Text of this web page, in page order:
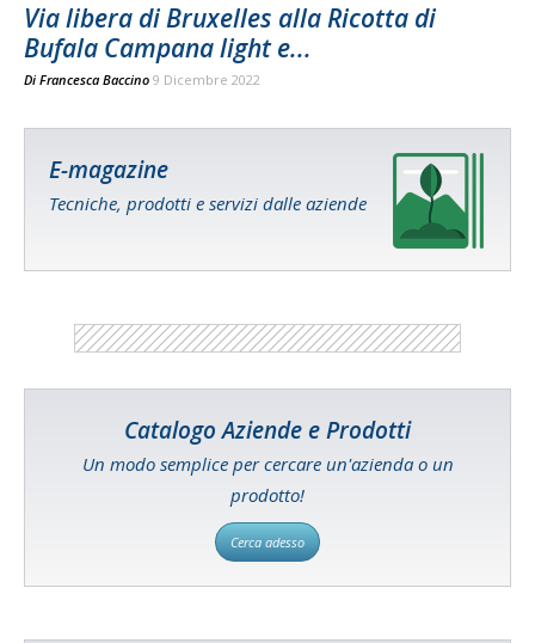
Via libera di Bruxelles alla Ricotta di
Bufala Campana light e...
Di Francesca Baccino 9 Dicembre 2022
E-magazine
Tecniche, prodotti e servizi dalle aziende
Catalogo Aziende e Prodotti
Un modo semplice per cercare un'azienda o un
prodotto!
Cerca adesso